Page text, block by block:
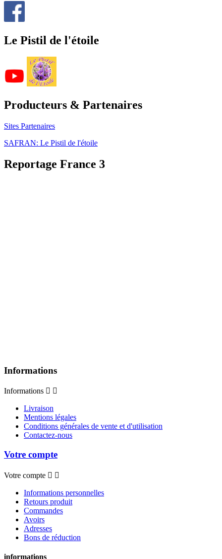
Le Pistil de l'étoile
Producteurs & Partenaires
Sites Partenaires
SAFRAN: Le Pistil de l'étoile
Reportage France 3
Informations
Informations  
Livraison
Mentions légales
Conditions générales de vente et d'utilisation
Contactez-nous
Votre compte
Votre compte  
Informations personnelles
Retours produit
Commandes
Avoirs
Adresses
Bons de réduction
informations